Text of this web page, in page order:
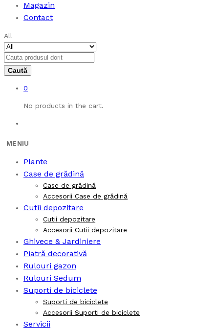
Magazin
Contact
All
0
No products in the cart.
Plante
Case de grădină
Case de grădină
Accesorii Case de grădină
Cutii depozitare
Cutii depozitare
Accesorii Cutii depozitare
Ghivece & Jardiniere
Piatră decorativă
Rulouri gazon
Rulouri Sedum
Suporti de biciclete
Suporti de biciclete
Accesorii Suporti de biciclete
Servicii